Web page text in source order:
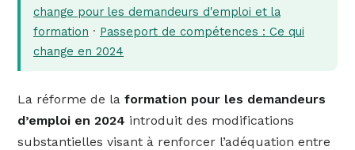
change pour les demandeurs d'emploi et la
formation · Passeport de compétences : Ce qui
change en 2024
La réforme de la formation pour les demandeurs
d’emploi en 2024 introduit des modifications
substantielles visant à renforcer l’adéquation entre